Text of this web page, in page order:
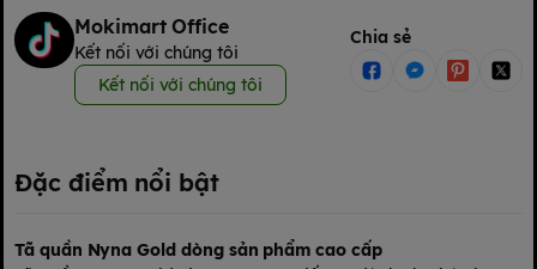
Mokimart Office
Kết nối với chúng tôi
Kết nối với chúng tôi
Chia sẻ
Đặc điểm nổi bật
Tã quần Nyna Gold dòng sản phẩm cao cấp